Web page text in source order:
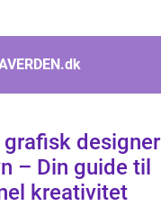
dk
grafisk designer
– Din guide til
kreativitet